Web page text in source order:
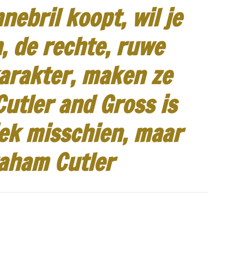
koopt, wil je
de rechte, ruwe
maken ze
and Gross is
misschien, maar
Cutler